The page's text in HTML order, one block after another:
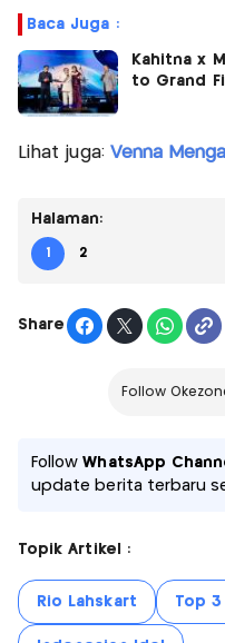
Baca Juga :
Kahitna x
to Grand
Lihat juga: Venna
Halaman:
1 2
Share
Follow
FollowWhatsApp
update berita terbaru
Topik Artikel :
Rio Lahskart Top